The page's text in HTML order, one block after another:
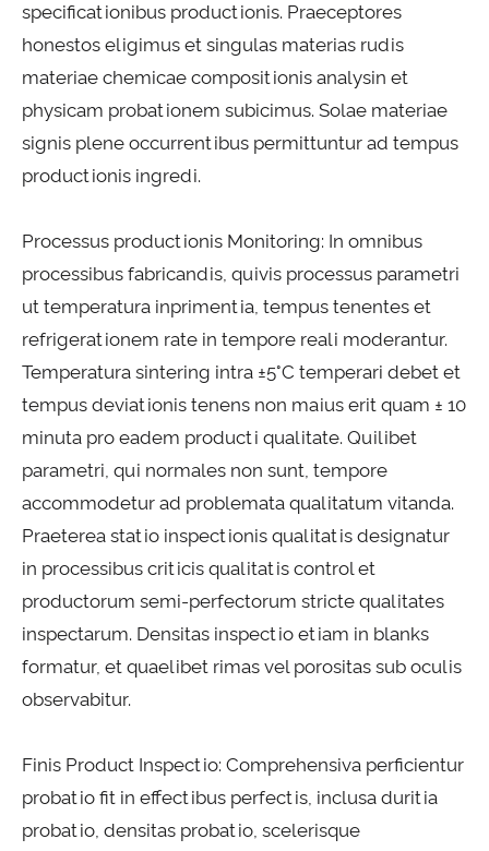
specificationibus productionis. Praeceptores
honestos eligimus et singulas materias rudis
materiae chemicae compositionis analysin et
physicam probationem subicimus. Solae materiae
signis plene occurrentibus permittuntur ad tempus
productionis ingredi.
Processus productionis Monitoring: In omnibus
processibus fabricandis, quivis processus parametri
ut temperatura inprimentia, tempus tenentes et
refrigerationem rate in tempore reali moderantur.
Temperatura sintering intra ±5°C temperari debet et
tempus deviationis tenens non maius erit quam ± 10
minuta pro eadem producti qualitate. Quilibet
parametri, qui normales non sunt, tempore
accommodetur ad problemata qualitatum vitanda.
Praeterea statio inspectionis qualitatis designatur
in processibus criticis qualitatis control et
productorum semi-perfectorum stricte qualitates
inspectarum. Densitas inspectio etiam in blanks
formatur, et quaelibet rimas vel porositas sub oculis
observabitur.
Finis Product Inspectio: Comprehensiva perficientur
probatio fit in effectibus perfectis, inclusa duritia
probatio, densitas probatio, scelerisque